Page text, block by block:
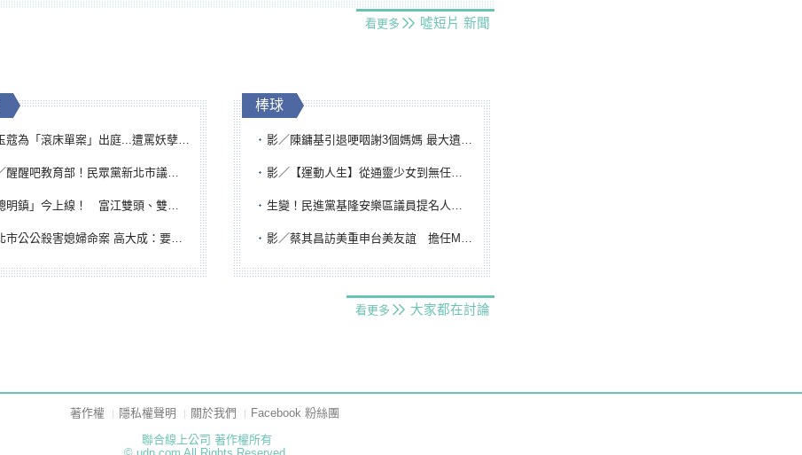
看更多 噓短片 新聞
為「滾床單案」出庭...遭罵妖孽下地獄 張淑娟批：舌頭殺人有罪
吧教育部！民眾黨新北市議員參選人提出校園反毒防線升級政見
明鎮」今上線！ 富江雙頭、雙一、人頭氣球全登場
公公殺害媳婦命案 高大成：要害殺多刀顯示怨恨深
棒球
影／陳鏞基引退哽咽謝3個媽媽 最大遺憾無緣大聯盟
影／【運動人生】從通靈少女到無任所大使 劉柏君女裁判人生國際發光
生變！民進黨基隆安樂區議員提名人黃永翔突被除名 將另提他人
影／蔡其昌訪美重申台美友誼 擔任MLB大都會台灣日開球嘉賓
看更多 大家都在討論
著作權 隱私權聲明 關於我們
Facebook 粉絲團
聯合線上公司 著作權所有